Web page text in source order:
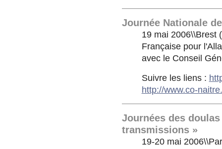
Journée Nationale
19 mai 2006\\Brest
Française pour
avec le Conseil
Suivre les liens :
http://www.co-
Journées des
transmissions »
19-20 mai